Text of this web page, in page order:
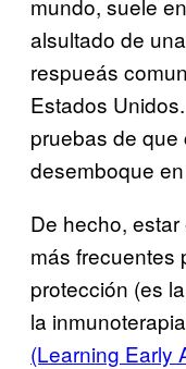
alsultado de
respueás
Estados
pruebas de
desemboque
De hecho,
más frecuentes
protección (es
la
(Learning Early